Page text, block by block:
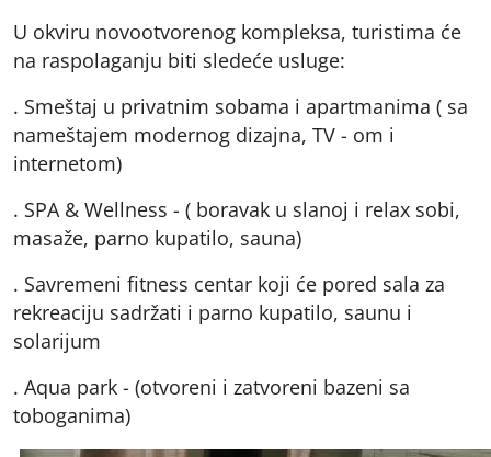
U okviru novootvorenog kompleksa, turistima će
na raspolaganju biti sledeće usluge:
. Smeštaj u privatnim sobama i apartmanima ( sa
nameštajem modernog dizajna, TV - om i
internetom)
. SPA & Wellness - ( boravak u slanoj i relax sobi,
masaže, parno kupatilo, sauna)
. Savremeni fitness centar koji će pored sala za
rekreaciju sadržati i parno kupatilo, saunu i
solarijum
. Aqua park - (otvoreni i zatvoreni bazeni sa
toboganima)